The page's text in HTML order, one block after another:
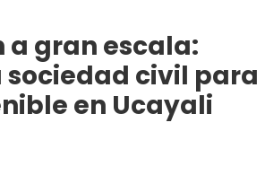
a gran escala:
civil para
en Ucayali